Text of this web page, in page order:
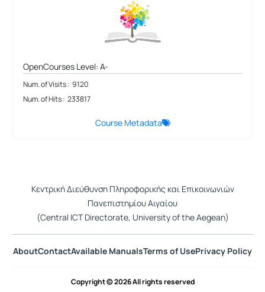
OpenCourses Level: A-
Num. of Visits : 9120
Num. of Hits : 233817
Course Metadata
Κεντρική Διεύθυνση Πληροφορικής και Επικοινωνιών
Πανεπιστημίου Αιγαίου
(Central ICT Directorate, University of the Aegean)
AboutContactAvailable ManualsTerms of UsePrivacy Policy
Copyright © 2026 All rights reserved